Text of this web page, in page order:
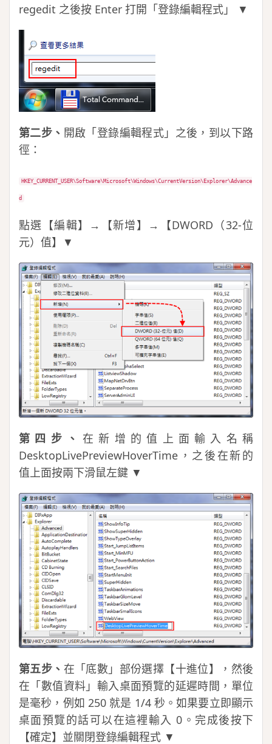
regedit 之後按 Enter 打開「登錄編輯程式」 ▼
第二步、 開啟「登錄編輯程式」之後，到以下路
徑：
HKEY_CURRENT_USER\Software\Microsoft\Windows\CurrentVersion\Explorer\Advance
d
點選【編輯】→【新增】→【DWORD（32-位
元）值】▼
第四步、在新增的值上面輸入名稱
DesktopLivePreviewHoverTime，之後在新的
值上面按兩下滑鼠左鍵 ▼
第五步、 在「底數」部份選擇【十進位】，然後
在「數值資料」輸入桌面預覽的延遲時間，單位
是毫秒，例如 250 就是 1/4 秒。如果要立即顯示
桌面預覽的話可以在這裡輸入 0。完成後按下
【確定】並關閉登錄編輯程式 ▼